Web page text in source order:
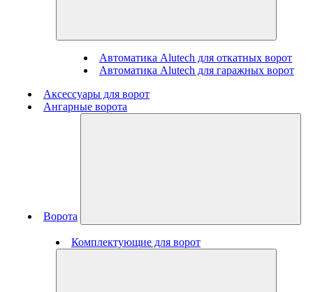
Автоматика Alutech для откатных ворот
Автоматика Alutech для гаражных ворот
Аксессуары для ворот
Ангарные ворота
Ворота
Комплектующие для ворот